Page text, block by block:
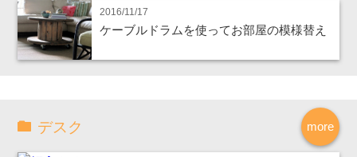
2016/11/17
ケーブルドラムを使ってお部屋の模様替え
more
デスク